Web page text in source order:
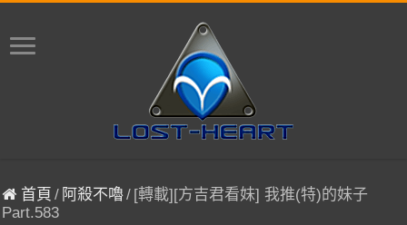
首頁 / 阿殺不嚕/ [轉載][方吉君看妹] 我推(特)的妹子
Part.583